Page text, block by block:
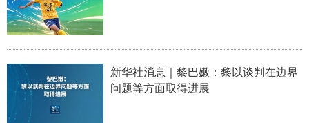
新华社消息｜黎巴嫩：黎以谈判在边界
问题等方面取得进展